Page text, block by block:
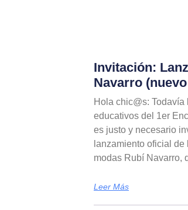
Invitación:
Navarro
Hola chic@s:
educativos del 1er
es justo y necesario
lanzamiento oficial
modas Rubí Navarro,
Leer Más